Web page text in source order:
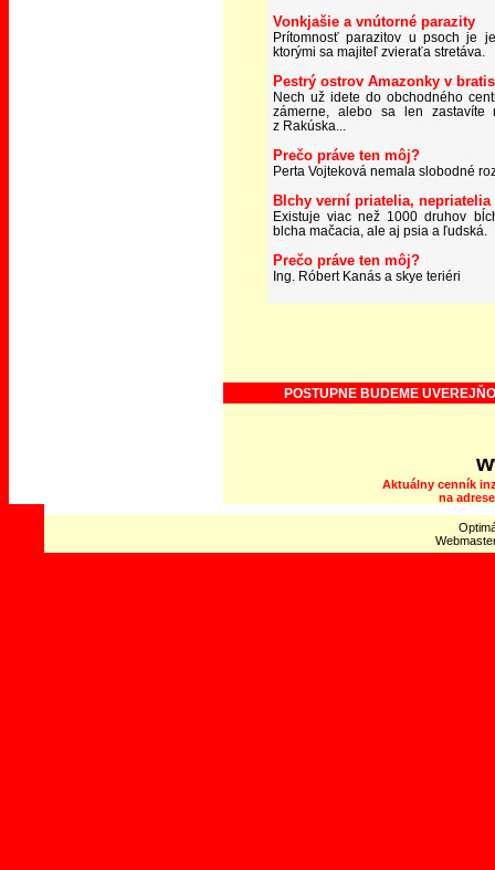
Vonkjašie a vnútorné parazity
Prítomnosť parazitov u psoch je
ktorými sa majiteľ zvieraťa stretáva.
Pestrý ostrov Amazonky v
Nech už idete do obchodného
zámerne, alebo sa len zastavíte
z Rakúska
Prečo práve ten môj?
Perta Vojteková nemala slobodné
Blchy verní priatelia,
Existuje viac než 1000 druhov
blcha mačacia, ale aj psia a ľudská.
Prečo práve ten môj?
Ing. Róbert Kanás a skye teriéri
POSTUPNE BUDEME
Aktuálny cenník
na